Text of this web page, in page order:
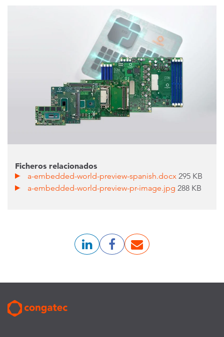
Ficheros relacionados
a-embedded-world-preview-spanish.docx295 KB
a-embedded-world-preview-pr-image.jpg288 KB